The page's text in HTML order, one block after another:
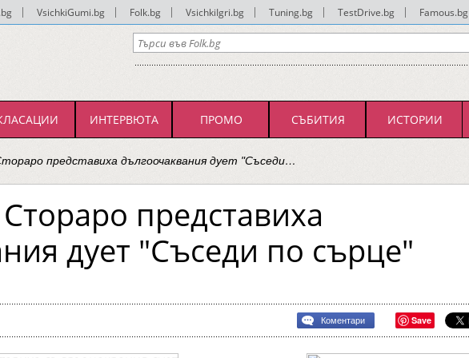
VsichkiGumi.bg Folk.bg VsichkiIgri.bg Tuning.bg TestDrive.bg Famous.bg
ИНТЕРВЮТА ПРОМО СЪБИТИЯ ИСТОРИИ
представиха дългоочаквания дует "Съседи…
представиха
дует "Съседи по сърце"
Коментари Save